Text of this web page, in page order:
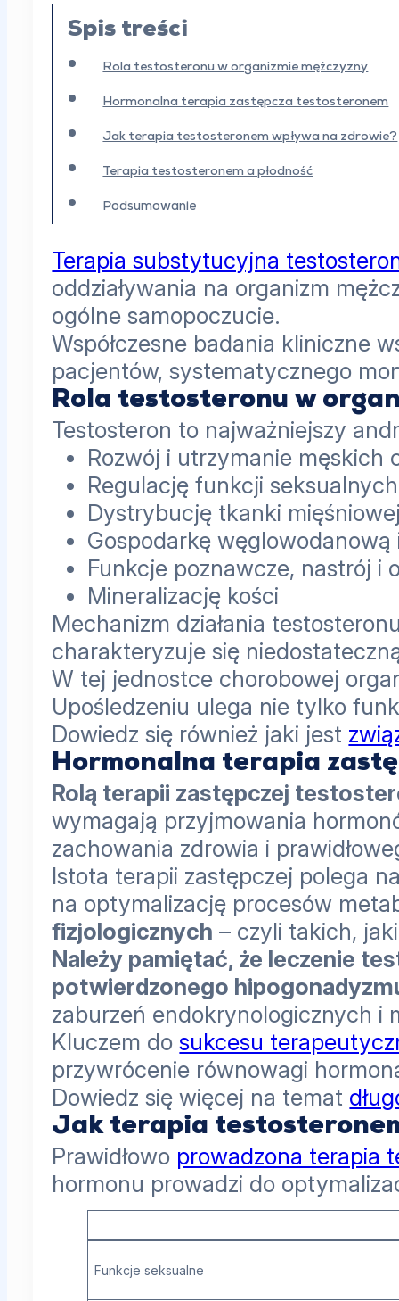
Spis treści
Rola testosteronu w organizmie mężczyzny
Hormonalna terapia zastępcza testosteronem
Jak terapia testosteronem wpływa na zdrowie?
Terapia testosteronem a płodność
Podsumowanie
Terapia substytucyjna
oddziaływania na organizm
ogólne samopoczucie.
Współczesne badania kliniczne
pacjentów, systematycznego
Rola testosteronu w
Testosteron to najważniejszy
Rozwój i utrzymanie męskich
Regulację funkcji
Dystrybucję tkanki
Gospodarkę węglowodanową
Funkcje poznawcze, nastrój i
Mineralizację kości
Mechanizm działania
charakteryzuje się
W tej jednostce chorobowej
Upośledzeniu ulega nie tylko
Dowiedz się również jaki jest
Hormonalna terapia
Rolą terapii zastępczej
wymagają przyjmowania
zachowania zdrowia i
Istota terapii zastępczej polega
na optymalizację procesów
fizjologicznych – czyli takich,
Należy pamiętać, że leczenie
potwierdzonego
zaburzeń endokrynologicznych i
Kluczem dosukcesu
przywrócenie równowagi
Dowiedz się więcej na temat
Jak terapia
Prawidłowo prowadzona terapia
hormonu prowadzi do
Funkcje seksualne